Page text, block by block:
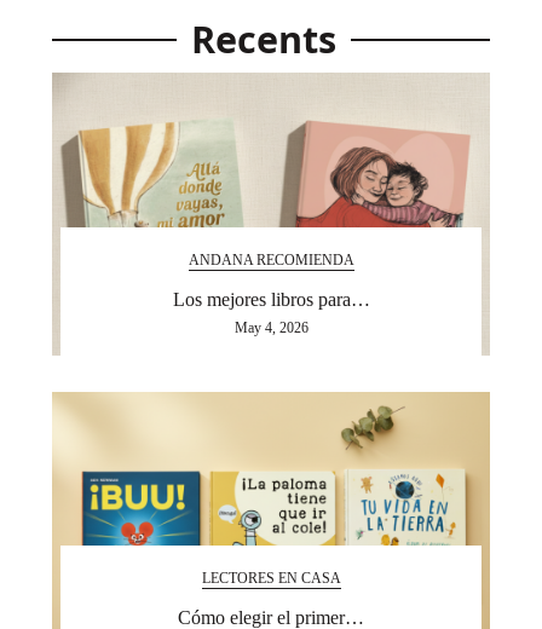
Recents
ANDANA RECOMIENDA
Los mejores libros para…
May 4, 2026
LECTORES EN CASA
Cómo elegir el primer…